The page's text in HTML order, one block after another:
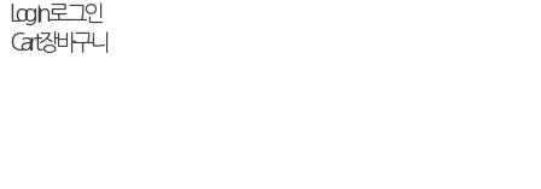
Log In로그인
Cart장바구니